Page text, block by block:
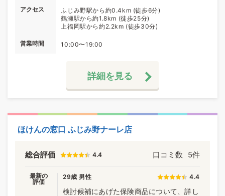
アクセス
ふじみ野駅から約0.4km (徒歩6分)
鶴瀬駅から約1.8km (徒歩25分)
上福岡駅から約2.2km (徒歩30分)
営業時間 10:00〜19:00
詳細を見る
ほけんの窓口 ふじみ野ナーレ店
総合評価 4.4 口コミ数 5件
最新の
評価
29歳 男性 4.4
検討候補にあげた保険商品について、詳し